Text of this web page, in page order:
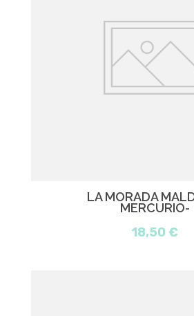
LA MORADA
MERCURIO-
18,50 €